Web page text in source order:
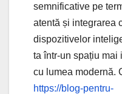
semnificative pe
atentă și integrarea
dispozitivelor
ta într-un spațiu mai
cu lumea modernă.
https://blog-pentru-